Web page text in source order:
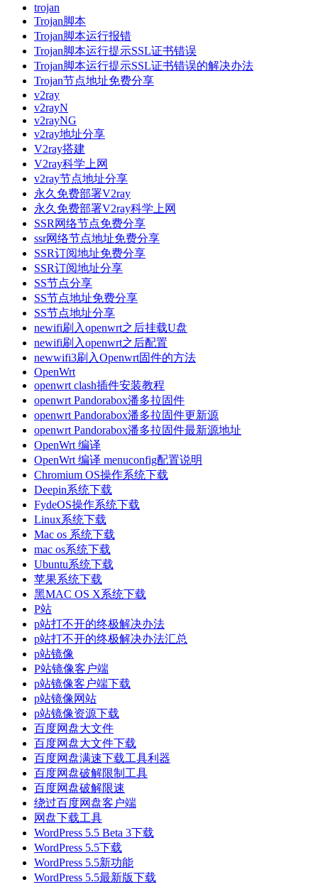
trojan
Trojan脚本
Trojan脚本运行报错
Trojan脚本运行提示SSL证书错误
Trojan脚本运行提示SSL证书错误的解决办法
Trojan节点地址免费分享
v2ray
v2rayN
v2rayNG
v2ray地址分享
V2ray搭建
V2ray科学上网
v2ray节点地址分享
永久免费部署V2ray
永久免费部署V2ray科学上网
SSR网络节点免费分享
ssr网络节点地址免费分享
SSR订阅地址免费分享
SSR订阅地址分享
SS节点分享
SS节点地址免费分享
SS节点地址分享
newifi刷入openwrt之后挂载U盘
newifi刷入openwrt之后配置
newwifi3刷入Openwrt固件的方法
OpenWrt
openwrt clash插件安装教程
openwrt Pandorabox潘多拉固件
openwrt Pandorabox潘多拉固件更新源
openwrt Pandorabox潘多拉固件最新源地址
OpenWrt 编译
OpenWrt 编译 menuconfig配置说明
Chromium OS操作系统下载
Deepin系统下载
FydeOS操作系统下载
Linux系统下载
Mac os 系统下载
mac os系统下载
Ubuntu系统下载
苹果系统下载
黑MAC OS X系统下载
P站
p站打不开的终极解决办法
p站打不开的终极解决办法汇总
p站镜像
P站镜像客户端
p站镜像客户端下载
p站镜像网站
p站镜像资源下载
百度网盘大文件
百度网盘大文件下载
百度网盘满速下载工具利器
百度网盘破解限制工具
百度网盘破解限速
绕过百度网盘客户端
网盘下载工具
WordPress 5.5 Beta 3下载
WordPress 5.5下载
WordPress 5.5新功能
WordPress 5.5最新版下载